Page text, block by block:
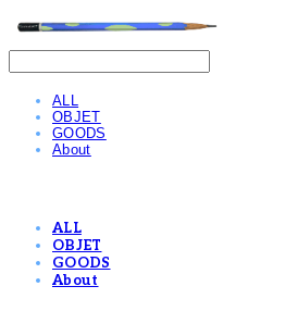
ALL
OBJET
GOODS
About
ALL
OBJET
GOODS
About